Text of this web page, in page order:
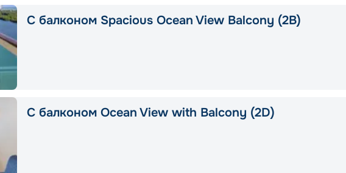
С балконом Spacious Ocean View Balcony (2B)
С балконом Ocean View with Balcony (2D)